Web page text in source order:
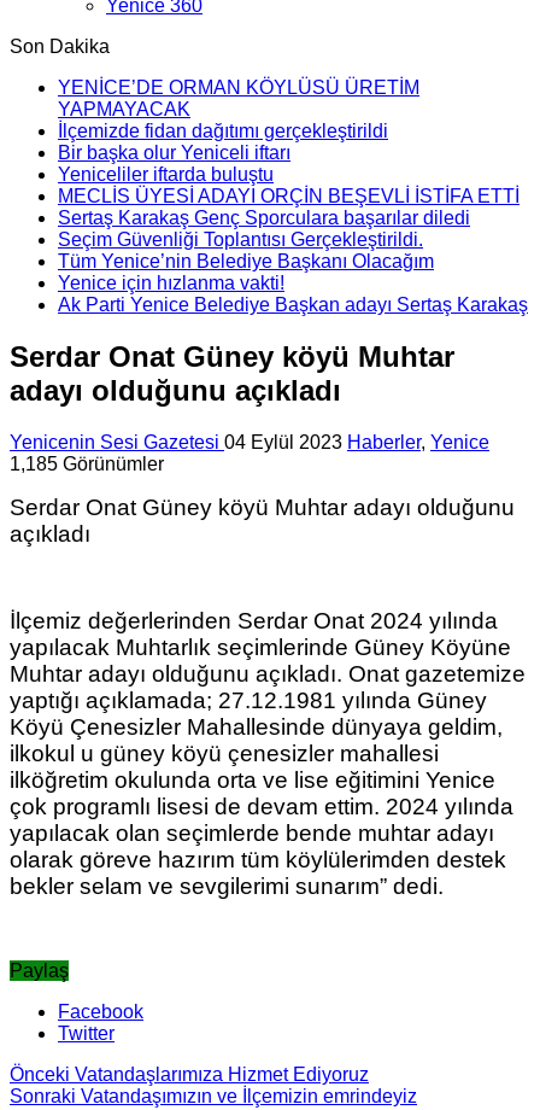
Yenice 360
Son Dakika
YENİCE’DE ORMAN KÖYLÜSÜ ÜRETİM
YAPMAYACAK
İlçemizde fidan dağıtımı gerçekleştirildi
Bir başka olur Yeniceli iftarı
Yeniceliler iftarda buluştu
MECLİS ÜYESİ ADAYI ORÇİN BEŞEVLİ İSTİFA ETTİ
Sertaş Karakaş Genç Sporculara başarılar diledi
Seçim Güvenliği Toplantısı Gerçekleştirildi.
Tüm Yenice’nin Belediye Başkanı Olacağım
Yenice için hızlanma vakti!
Ak Parti Yenice Belediye Başkan adayı Sertaş Karakaş
Serdar Onat Güney köyü Muhtar
adayı olduğunu açıkladı
Yenicenin Sesi Gazetesi 04 Eylül 2023 Haberler, Yenice
1,185 Görünümler
Serdar Onat Güney köyü Muhtar adayı olduğunu
açıkladı
İlçemiz değerlerinden Serdar Onat 2024 yılında
yapılacak Muhtarlık seçimlerinde Güney Köyüne
Muhtar adayı olduğunu açıkladı. Onat gazetemize
yaptığı açıklamada; 27.12.1981 yılında Güney
Köyü Çenesizler Mahallesinde dünyaya geldim,
ilkokul u güney köyü çenesizler mahallesi
ilköğretim okulunda orta ve lise eğitimini Yenice
çok programlı lisesi de devam ettim. 2024 yılında
yapılacak olan seçimlerde bende muhtar adayı
olarak göreve hazırım tüm köylülerimden destek
bekler selam ve sevgilerimi sunarım” dedi.
Paylaş
Facebook
Twitter
Önceki Vatandaşlarımıza Hizmet Ediyoruz
Sonraki Vatandaşımızın ve İlçemizin emrindeyiz